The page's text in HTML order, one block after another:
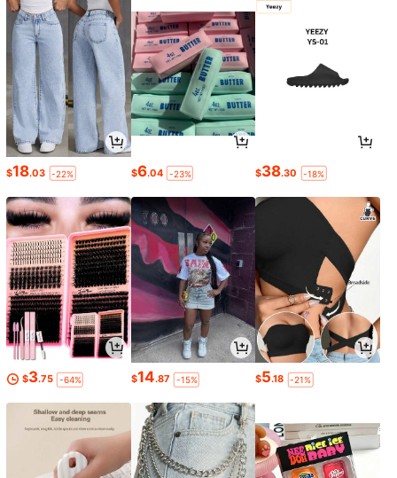
$18.03 -22% $6.04 -23% $38.30 -18%
$3.75 -64% $14.87 -15% $5.18 -21%